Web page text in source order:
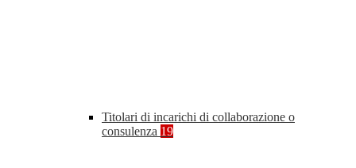
Titolari di incarichi di collaborazione o
consulenza 19